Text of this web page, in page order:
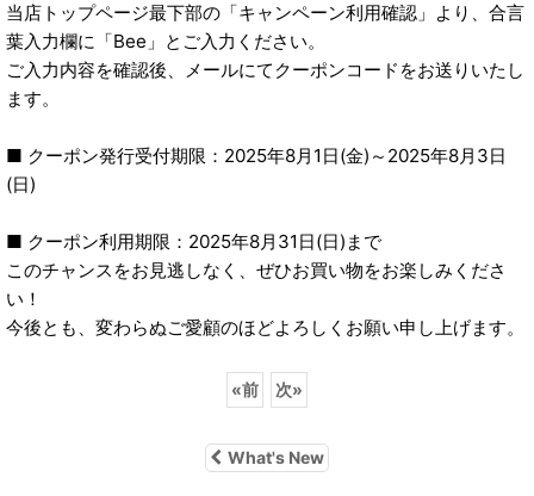
当店トップページ最下部の「キャンペーン利用確認」より、合言
葉入力欄に「Bee」とご入力ください。
ご入力内容を確認後、メールにてクーポンコードをお送りいたし
ます。
■ クーポン発行受付期限：2025年8月1日(金)～2025年8月3日
(日)
■ クーポン利用期限：2025年8月31日(日)まで
このチャンスをお見逃しなく、ぜひお買い物をお楽しみくださ
い！
今後とも、変わらぬご愛顧のほどよろしくお願い申し上げます。
«前 次»
What's New